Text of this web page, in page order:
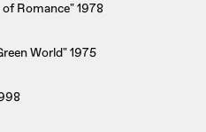
Romance" 1978
World" 1975